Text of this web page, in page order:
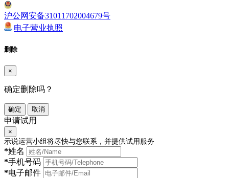
沪公网安备31011702004679号
电子营业执照
删除
×
确定删除吗？
确定 取消
申请试用
×
示说运营小组将尽快与您联系，并提供试用服务
*姓名
*手机号码
*电子邮件